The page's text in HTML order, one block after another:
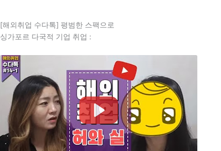
[해외취업 수다톡] 평범한 스팩으로
싱가포르 다국적 기업 취업 :